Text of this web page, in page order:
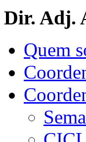
Dir. Adj.
Quem